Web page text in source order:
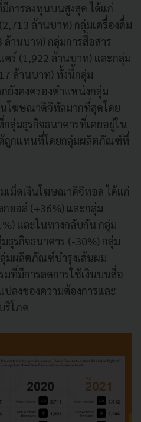
การลงทุนบนสูงสุด ได้แก่
ล้านบาท) กลุ่มเครื่องดื่ม
านบาท) กลุ่มการสื่อสาร
ร์ (1,922 ล้านบาท) และกลุ่ม
ล้านบาท) ทั้งนี้กลุ่ม
ยังคงครองตำแหน่งกลุ่ม
โฆษณาดิจิทัลมากที่สุดโดย
ลุ่มธุรกิจธนาคารที่เคยอยู่ใน
ถูกแทนที่โดยกลุ่มผลิตภัณฑ์ที่
เม็ดเงินโฆษณาดิจิทอล ได้แก่
อฮล์ (+36%) และกลุ่ม
และในทางกลับกัน กลุ่ม
ธุรกิจธนาคาร (-30%) กลุ่ม
มผลิตภัณฑ์บำรุงเส้นผม
ที่มีการลดการใช้เงินบนสื่อ
ปลงของความต้องการและ
ริโภค